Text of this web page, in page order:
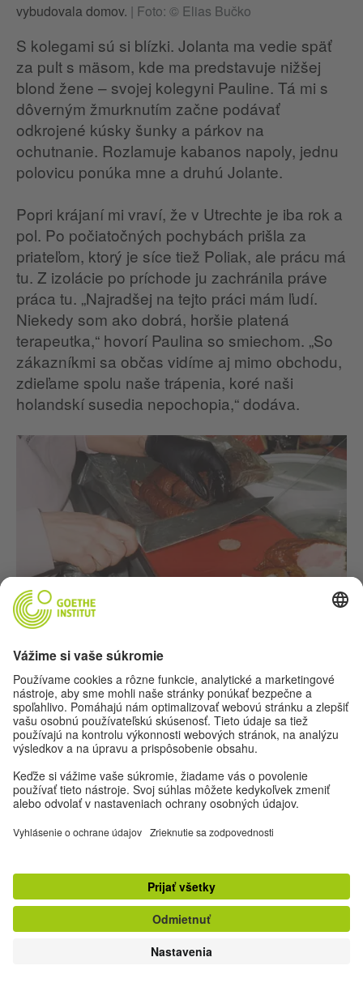
vybudovala domov. | Foto: © Elias Bučko
S kolegami sú si blízki. Jolanta ma vedie späť
za pult s mäsom, kde ma predstavuje nižšej
blond žene – svojej kolegyni Pauline. Tá mi s
dôverným žmurknutím začne podávať
odkrojené kúsky šunky a párkov na
ochutnanie. Rozlamuje kabanos napoly, jednu
polovicu ponúka mne a druhú Jolante.
Popri krájaní mi vraví, že v Utrechte je iba rok a
pol. Po počiatočných pochybách prišla za
priateľom, ktorý je síce tiež Poliak, ale prácu má
tu. Z izolácie po príchode ju zachránila práve
práca tu. „Najradšej na tejto práci mám ľudí.
Niekedy som ako dobrá, horšie platená
terapeutka,“ hovorí Paulina so smiechom. „So
zákazníkmi sa občas vidíme aj mimo obchodu,
zdieľame spolu naše trápenia, koré naši
holandskí susedia nepochopia,“ dodáva.
Paulina krája údeniny. Pult s mäsom je srdcom
Łowiczanky; rad zákazníkov sa pri ňom tvorí počas
celého dňa.|Foto: © Elias Bučko
Łowiczanka sa pomaly vyprázdňuje. „
pobachennya,“ kostrbato sa lúčim s ukrajinkou
Irinou, ktorá dopĺňa konzervy do regálu. Je tu
iba tretí deň, no prácu už má zjavne v rukách.
Pred dverami obchodu stoja Paulina s Jolantou
pristavím a pýtam sa v miešanej poľštine a
angličtine, aké majú plány do budúcnosti a
koľko chcú v Łowiczanke ostať.
Paulina vydychuje dym a pokrčí plecami: nevie,